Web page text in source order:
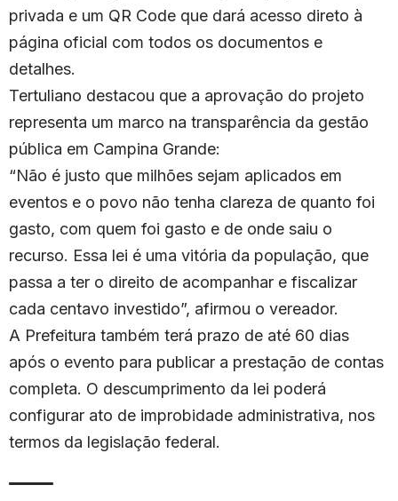
privada e um QR Code que dará acesso direto à
página oficial com todos os documentos e
detalhes.
Tertuliano destacou que a aprovação do projeto
representa um marco na transparência da gestão
pública em Campina Grande:
“Não é justo que milhões sejam aplicados em
eventos e o povo não tenha clareza de quanto foi
gasto, com quem foi gasto e de onde saiu o
recurso. Essa lei é uma vitória da população, que
passa a ter o direito de acompanhar e fiscalizar
cada centavo investido”, afirmou o vereador.
A Prefeitura também terá prazo de até 60 dias
após o evento para publicar a prestação de contas
completa. O descumprimento da lei poderá
configurar ato de improbidade administrativa, nos
termos da legislação federal.